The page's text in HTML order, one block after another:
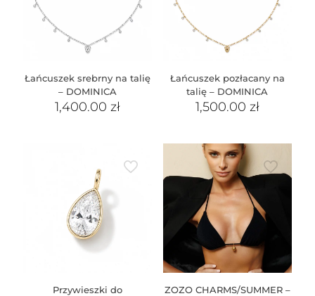
Łańcuszek srebrny na talię
– DOMINICA
1,400.00zł
Łańcuszek pozłacany na
talię – DOMINICA
1,500.00 zł
Przywieszki do
ZOZO CHARMS/SUMMER –